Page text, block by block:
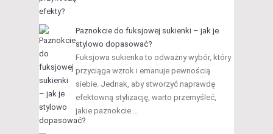
Paznokcie do fuksjowej sukienki – jak je
stylowo dopasować?
Fuksjowa sukienka to odważny wybór, który
przyciąga wzrok i emanuje pewnością
siebie. Jednak, aby stworzyć naprawdę
efektowną stylizację, warto przemyśleć,
jakie paznokcie …